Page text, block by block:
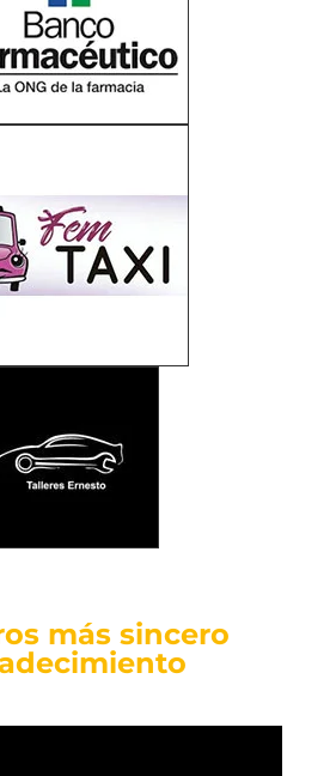
más sincero